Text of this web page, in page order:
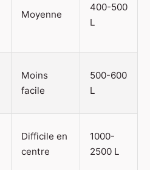
Moyenne
400-500
L
Moins
facile
500-600
L
Difficile en
centre
1000-
2500 L